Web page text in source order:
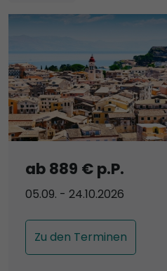
ab 889 € p.P.
05.09. - 24.10.2026
Zu den Terminen